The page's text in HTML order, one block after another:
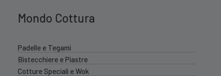
Mondo Cottura
Padelle e Tegami
Bistecchiere e Piastre
Cotture Speciali e Wok